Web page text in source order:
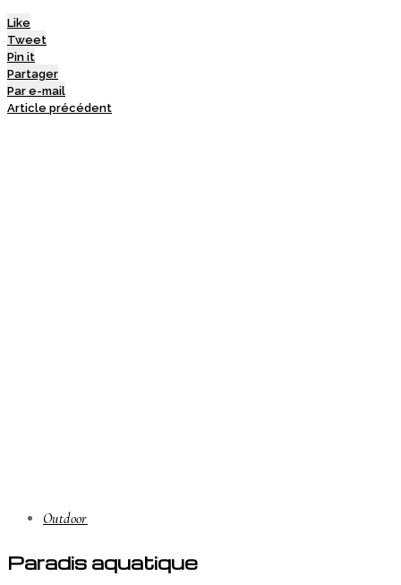
Like
Tweet
Pin it
Partager
Par e-mail
Article précédent
Outdoor
Paradis aquatique